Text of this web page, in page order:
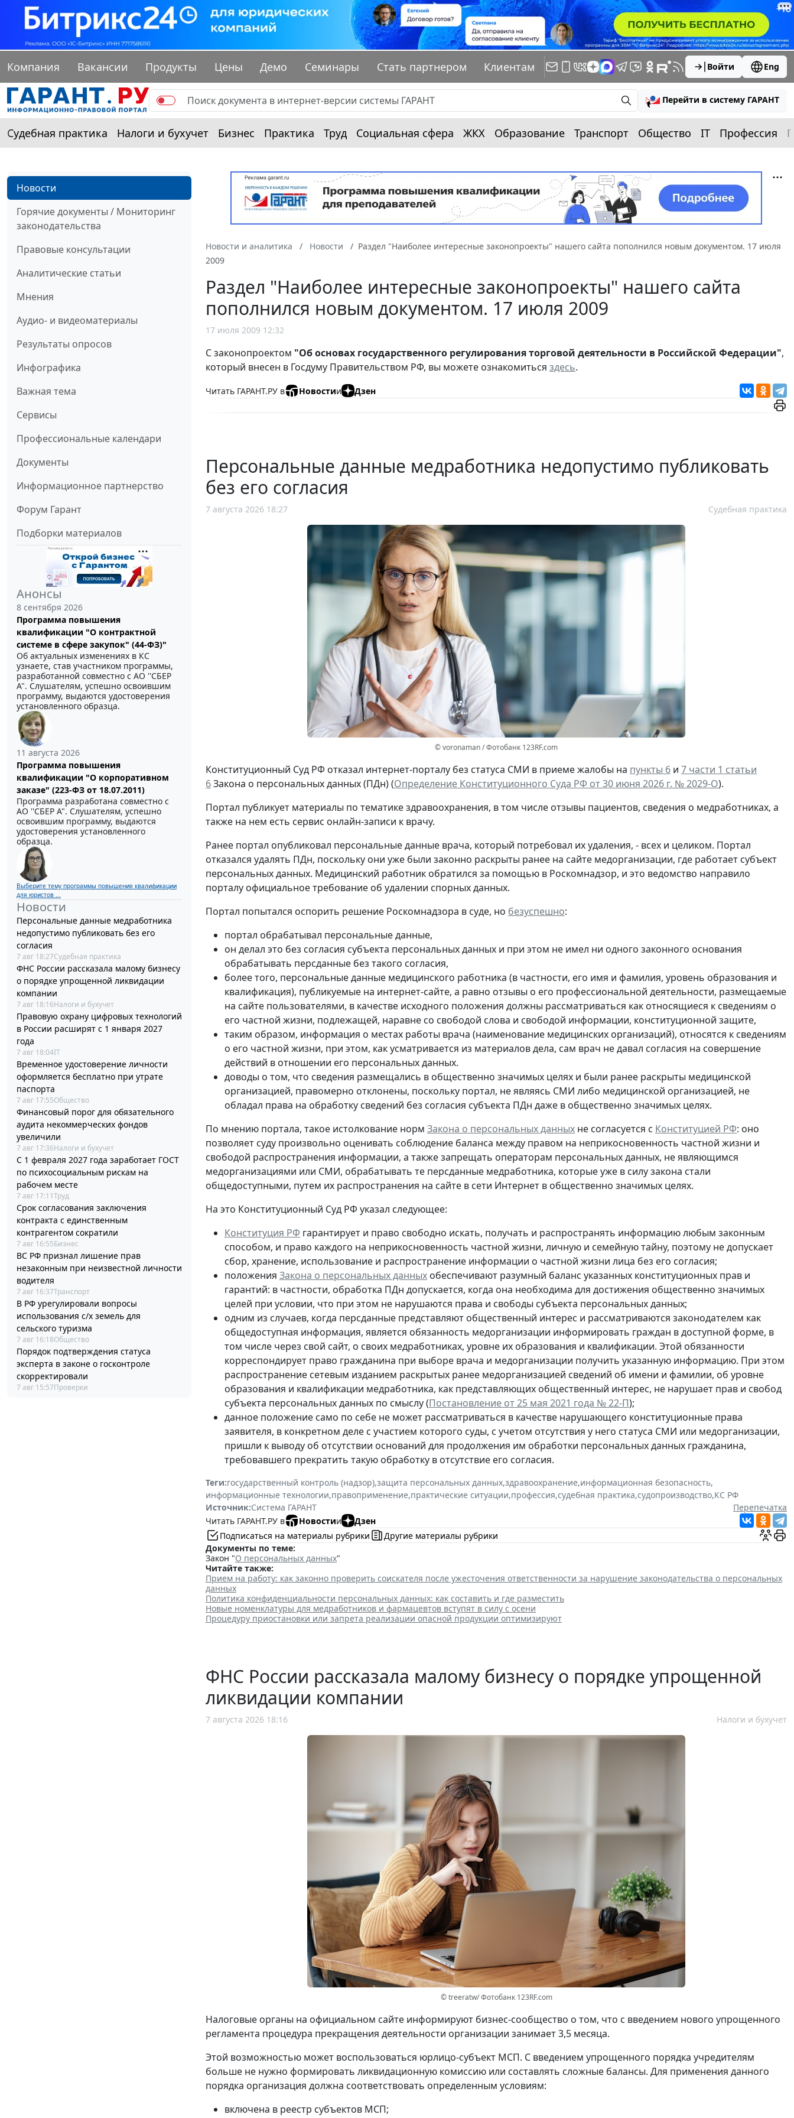
Компания Вакансии Продукты Цены Демо Семинары Стать партнером Клиентам Войти Eng
Перейти в систему ГАРАНТ
Судебная практика Налоги и бухучет Бизнес Практика Труд Социальная сфера ЖКХ Образование Транспорт Общество IT Профессия
Новости
Горячие документы / Мониторинг
законодательства
Правовые консультации
Аналитические статьи
Мнения
Аудио- и видеоматериалы
Результаты опросов
Инфографика
Важная тема
Сервисы
Профессиональные календари
Документы
Информационное партнерство
Форум Гарант
Подборки материалов
Анонсы
8 сентября 2026
Программа повышения
квалификации "О контрактной
системе в сфере закупок" (44-ФЗ)"
Об актуальных изменениях в КС
узнаете, став участником программы,
разработанной совместно с АО ''СБЕР
А". Слушателям, успешно освоившим
программу, выдаются удостоверения
установленного образца.
11 августа 2026
Программа повышения
квалификации "О корпоративном
заказе" (223-ФЗ от 18.07.2011)
Программа разработана совместно с
АО ''СБЕР А". Слушателям, успешно
освоившим программу, выдаются
удостоверения установленного
образца.
Выберите тему программы повышения квалификации
для юристов ...
Новости
Персональные данные медработника
недопустимо публиковать без его
согласия
7 авг 18:27Судебная практика
ФНС России рассказала малому бизнесу
о порядке упрощенной ликвидации
компании
7 авг 18:16Налоги и бухучет
Правовую охрану цифровых технологий
в России расширят с 1 января 2027
года
7 авг 18:04IT
Временное удостоверение личности
оформляется бесплатно при утрате
паспорта
7 авг 17:55Общество
Финансовый порог для обязательного
аудита некоммерческих фондов
увеличили
7 авг 17:36Налоги и бухучет
С 1 февраля 2027 года заработает ГОСТ
по психосоциальным рискам на
рабочем месте
7 авг 17:11Труд
Срок согласования заключения
контракта с единственным
контрагентом сократили
7 авг 16:55Бизнес
ВС РФ признал лишение прав
незаконным при неизвестной личности
водителя
7 авг 16:37Транспорт
В РФ урегулировали вопросы
использования с/х земель для
сельского туризма
7 авг 16:18Общество
Порядок подтверждения статуса
эксперта в законе о госконтроле
скорректировали
7 авг 15:57Проверки
Новости и аналитика Новости
Раздел "Наиболее интересные законопроекты" нашего сайта пополнился новым документом. 17 июля
2009
Раздел "Наиболее интересные законопроекты" нашего сайта
пополнился новым документом. 17 июля 2009
17 июля 2009 12:32
С законопроектом "Об основах государственного регулирования торговой деятельности в Российской Федерации",
который внесен в Госдуму Правительством РФ, вы можете ознакомиться здесь.
Читать ГАРАНТ.РУ в Новостии Дзен
Персональные данные медработника недопустимо публиковать
без его согласия
7 августа 2026 18:27 Судебная практика
© voronaman / Фотобанк 123RF.com
Конституционный Суд РФ отказал интернет-порталу без статуса СМИ в приеме жалобы на пункты 6 и 7 части 1 статьи
6Закона о персональных данных (ПДн) (Определение Конституционного Суда РФ от 30 июня 2026 г. № 2029-О).
Портал публикует материалы по тематике здравоохранения, в том числе отзывы пациентов, сведения о медработниках, а
также на нем есть сервис онлайн-записи к врачу.
Ранее портал опубликовал персональные данные врача, который потребовал их удаления, - всех и целиком. Портал
отказался удалять ПДн, поскольку они уже были законно раскрыты ранее на сайте медорганизации, где работает субъект
персональных данных. Медицинский работник обратился за помощью в Роскомнадзор, и это ведомство направило
порталу официальное требование об удалении спорных данных.
Портал попытался оспорить решение Роскомнадзора в суде, но безуспешно:
портал обрабатывал персональные данные,
он делал это без согласия субъекта персональных данных и при этом не имел ни одного законного основания
обрабатывать персданные без такого согласия,
более того, персональные данные медицинского работника (в частности, его имя и фамилия, уровень образования и
квалификация), публикуемые на интернет-сайте, а равно отзывы о его профессиональной деятельности, размещаемые
на сайте пользователями, в качестве исходного положения должны рассматриваться как относящиеся к сведениям о
его частной жизни, подлежащей, наравне со свободой слова и свободой информации, конституционной защите,
таким образом, информация о местах работы врача (наименование медицинских организаций), относятся к сведениям
о его частной жизни, при этом, как усматривается из материалов дела, сам врач не давал согласия на совершение
действий в отношении его персональных данных.
доводы о том, что сведения размещались в общественно значимых целях и были ранее раскрыты медицинской
организацией, правомерно отклонены, поскольку портал, не являясь СМИ либо медицинской организацией, не
обладал права на обработку сведений без согласия субъекта ПДн даже в общественно значимых целях.
По мнению портала, такое истолкование норм Закона о персональных данных не согласуется с Конституцией РФ: оно
позволяет суду произвольно оценивать соблюдение баланса между правом на неприкосновенность частной жизни и
свободой распространения информации, а также запрещать операторам персональных данных, не являющимся
медорганизациями или СМИ, обрабатывать те персданные медработника, которыеуже в силу закона стали
общедоступными, путем их распространения на сайте в сети Интернет в общественно значимых целях.
На это Конституционный Суд РФ указал следующее:
Конституция РФ гарантирует и право свободно искать, получать и распространять информацию любым законным
способом, и право каждого на неприкосновенность частной жизни, личную и семейную тайну, поэтому не допускает
сбор, хранение, использование и распространение информации о частной жизни лица без его согласия;
положения Закона о персональных данных обеспечивают разумный баланс указанных конституционных прав и
гарантий: в частности, обработка ПДн допускается, когда она необходима для достижения общественно значимых
целей при условии, что при этом не нарушаются права и свободы субъекта персональных данных;
одним из случаев, когда персданные представляют общественный интерес и рассматриваются законодателем как
общедоступная информация, является обязанность медорганизации информировать граждан в доступной форме, в
том числе через свой сайт, о своих медработниках, уровне их образования и квалификации. Этой обязанности
корреспондирует право гражданина при выборе врача и медорганизации получить указанную информацию. При этом
распространение сетевым изданием раскрытых ранее медорганизацией сведений об имени и фамилии, об уровне
образования и квалификации медработника, как представляющих общественный интерес, не нарушает прав и свобод
субъекта персональных данных по смыслу (Постановление от 25 мая 2021 года № 22-П);
данное положение само по себе не может рассматриваться в качестве нарушающего конституционные права
заявителя, в конкретном деле с участием которого суды, с учетом отсутствия у него статуса СМИ или медорганизации,
пришли к выводу об отсутствии оснований для продолжения им обработки персональных данных гражданина,
требовавшего прекратить такую обработку в отсутствие его согласия.
Теги:государственный контроль (надзор),защита персональных данных,здравоохранение,информационная безопасность,
информационные технологии,правоприменение,практические ситуации,профессия,судебная практика,судопроизводство,КС РФ
Источник:Система ГАРАНТ
Перепечатка
Читать ГАРАНТ.РУ в
Новостии
Дзен
Подписаться на материалы рубрики
Другие материалы рубрики
Документы по теме:
Закон "О персональных данных"
Читайте также:
Прием на работу: как законно проверить соискателя после ужесточения ответственности за нарушение законодательства о персональных
данных
Политика конфиденциальности персональных данных: как составить и где разместить
Новые номенклатуры для медработников и фармацевтов вступят в силу с осени
Процедуру приостановки или запрета реализации опасной продукции оптимизируют
ФНС России рассказала малому бизнесу о порядке упрощенной
ликвидации компании
7 августа 2026 18:16 Налоги и бухучет
© treeratw/ Фотобанк 123RF.com
Налоговые органы на официальном сайте информируют бизнес-сообщество о том, что с введением нового упрощенного
регламента процедура прекращения деятельности организации занимает 3,5 месяца.
Этой возможностью может воспользоваться юрлицо-субъект МСП. С введением упрощенного порядка учредителям
больше не нужно формировать ликвидационную комиссию или составлять сложные балансы. Для применения данного
порядка организация должна соответствовать определенным условиям:
включена в реестр субъектов МСП;